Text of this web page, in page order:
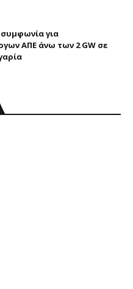
για
ΑΠΕ άνω των 2 GW σε